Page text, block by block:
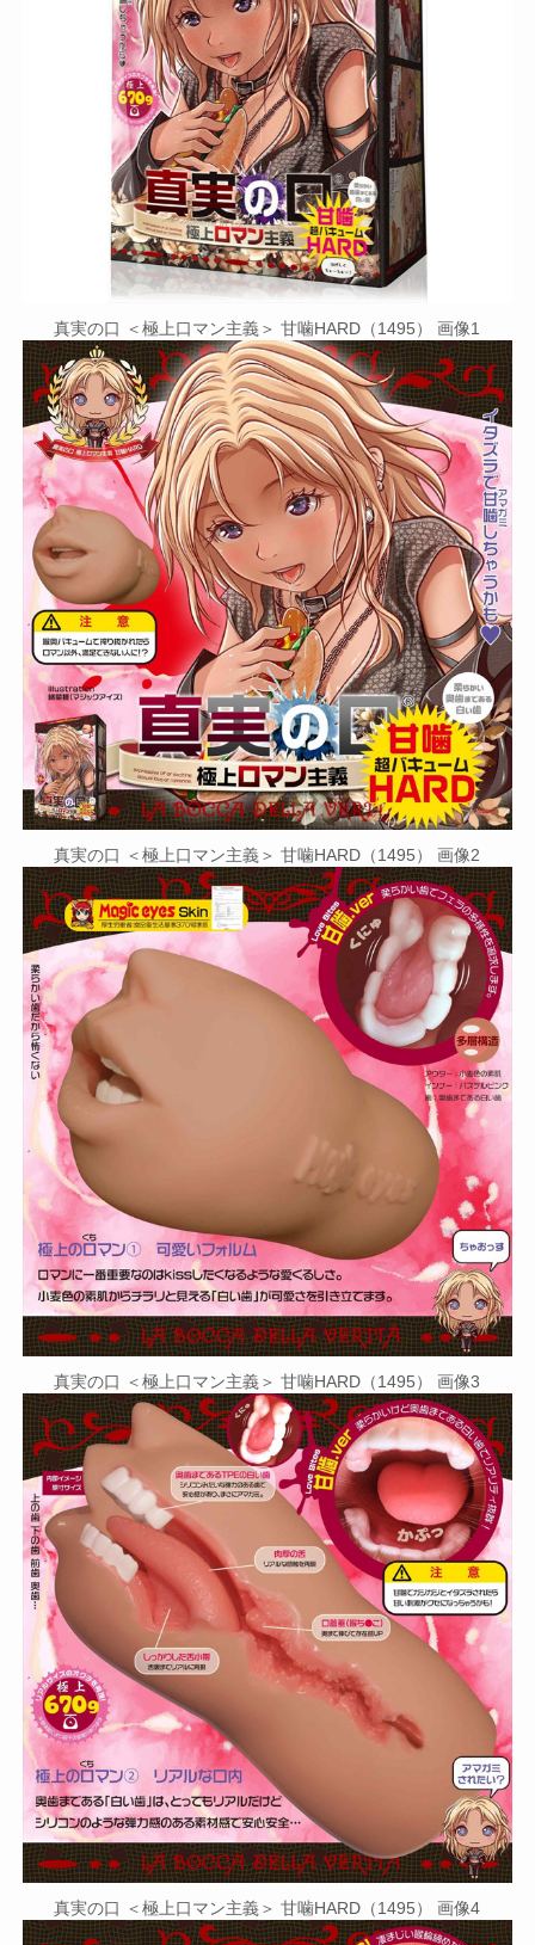
真実の口 ＜極上口マン主義＞ 甘噛HARD（1495） 画像1
真実の口 ＜極上口マン主義＞ 甘噛HARD（1495） 画像2
真実の口 ＜極上口マン主義＞ 甘噛HARD（1495） 画像3
真実の口 ＜極上口マン主義＞ 甘噛HARD（1495） 画像4